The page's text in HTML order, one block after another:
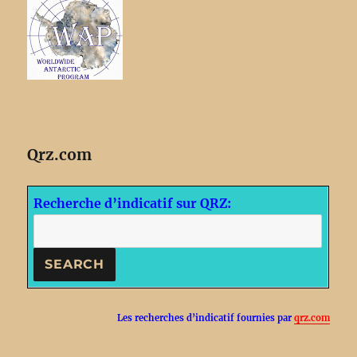
Qrz.com
Recherche d’indicatif sur QRZ:
Les recherches d’indicatif fournies par qrz.com